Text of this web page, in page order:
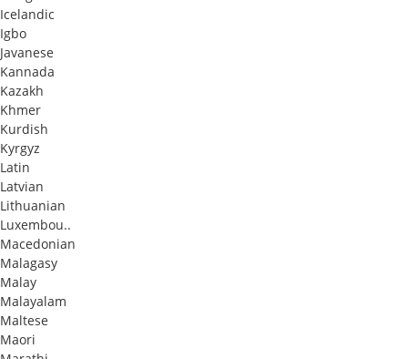
Icelandic
Igbo
Javanese
Kannada
Kazakh
Khmer
Kurdish
Kyrgyz
Latin
Latvian
Lithuanian
Luxembou..
Macedonian
Malagasy
Malay
Malayalam
Maltese
Maori